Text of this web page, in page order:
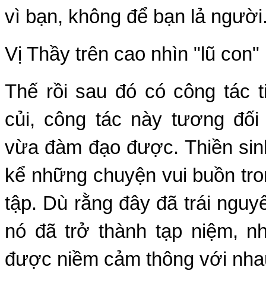
vì bạn, không để bạn lả
Vị Thầy trên cao nhìn "lũ con"
Thế rồi sau đó có công tác
củi, công tác này tương
vừa đàm đạo được. Thiền
kể những chuyện vui buồn
tập. Dù rằng đây đã trái
nó đã trở thành tạp niệm,
được niềm cảm thông với